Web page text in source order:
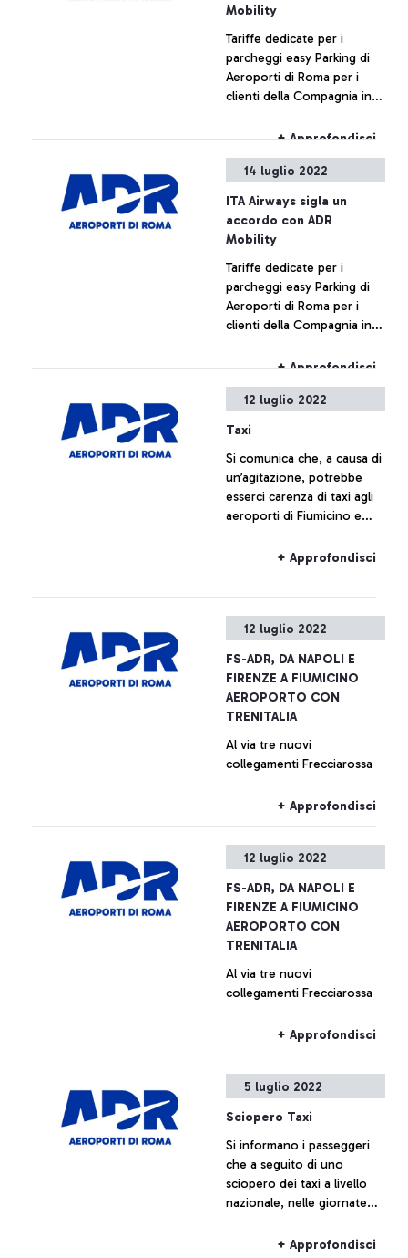
Mobility
Tariffe dedicate per i
parcheggi easy Parking di
Aeroporti di Roma per i
clienti della Compagnia in
Leonardo da Vinci di Roma
+ Approfondisci
14 luglio 2022
ITA Airways sigla un
accordo con ADR
Mobility
Tariffe dedicate per i
parcheggi easy Parking di
Aeroporti di Roma per i
clienti della Compagnia in
Leonardo da Vinci di Roma
+ Approfondisci
12 luglio 2022
Taxi
Si comunica che, a causa di
un’agitazione, potrebbe
esserci carenza di taxi agli
aeroporti di Fiumicino e
+ Approfondisci
12 luglio 2022
FS-ADR, DA NAPOLI E
FIRENZE A FIUMICINO
AEROPORTO CON
TRENITALIA
Al via tre nuovi
collegamenti Frecciarossa
+ Approfondisci
12 luglio 2022
FS-ADR, DA NAPOLI E
FIRENZE A FIUMICINO
AEROPORTO CON
TRENITALIA
Al via tre nuovi
collegamenti Frecciarossa
+ Approfondisci
5 luglio 2022
Sciopero Taxi
Si informano i passeggeri
che a seguito di uno
sciopero dei taxi a livello
nazionale, nelle giornate
potrebbero crearsi disagi
+ Approfondisci